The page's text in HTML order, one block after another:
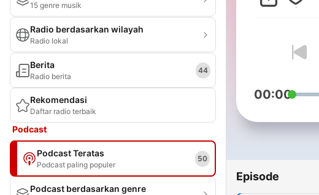
15 genre musik
Radio berdasarkan wilayah
Radio lokal
Berita
Radio berita
44
Rekomendasi
Daftar radio terbaik
Podcast
Podcast Teratas
Podcast paling populer
50
Podcast berdasarkan genre
00:00
Episode